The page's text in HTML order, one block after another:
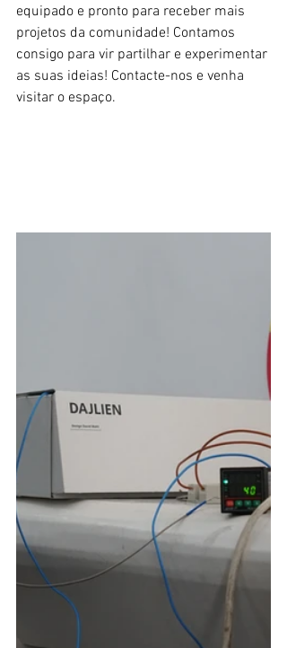
equipado e pronto para receber mais
projetos da comunidade! Contamos
consigo para vir partilhar e experimentar
as suas ideias! Contacte-nos e venha
visitar o espaço.